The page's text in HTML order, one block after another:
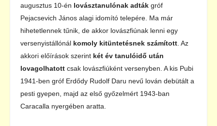
augusztus 10-én lovásztanulónak adták gróf
Pejacsevich János alagi idomító telepére. Ma már
hihetetlennek tűnik, de akkor lovászfiúnak lenni egy
versenyistállónál komoly kitüntetésnek számított . Az
akkori előírások szerint két év tanulóidő után
lovagolhatott csak lovászfiúként versenyben. A kis Pubi
1941-ben gróf Erdődy Rudolf Daru nevű lován debütált a
pesti gyepen, majd az első győzelmért 1943-ban
Caracalla nyergében aratta.